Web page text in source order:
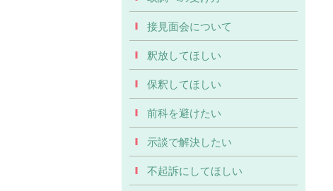
接見面会について
釈放してほしい
保釈してほしい
前科を避けたい
示談で解決したい
不起訴にしてほしい